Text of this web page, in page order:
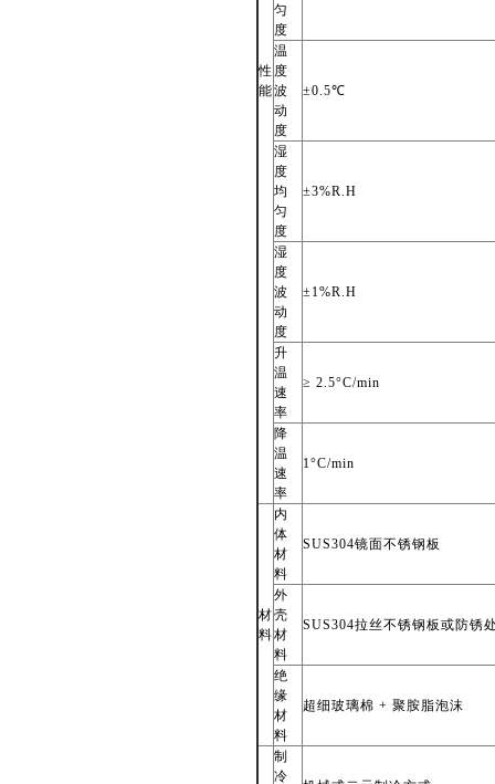
性
能
匀
度
温
度
波
动
度
±0.5℃
湿
度
均
匀
度
±3%R.H
湿
度
波
动
度
±1%R.H
升
温
速
率
≥ 2.5°C/min
降
温
速
率
1°C/min
材
料
内
体
材
料
SUS304镜面不锈钢板
外
壳
材
料
SUS304拉丝不锈钢板或防锈
绝
缘
材
料
超细玻璃棉 + 聚胺脂泡沫
制
冷